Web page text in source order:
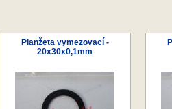
Planžeta vymezovací -
20x30x0,1mm